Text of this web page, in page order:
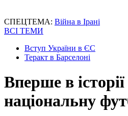
СПЕЦТЕМА: Війна в Ірані
ВСІ ТЕМИ
Вступ України в ЄС
Теракт в Барселоні
Вперше в
національну